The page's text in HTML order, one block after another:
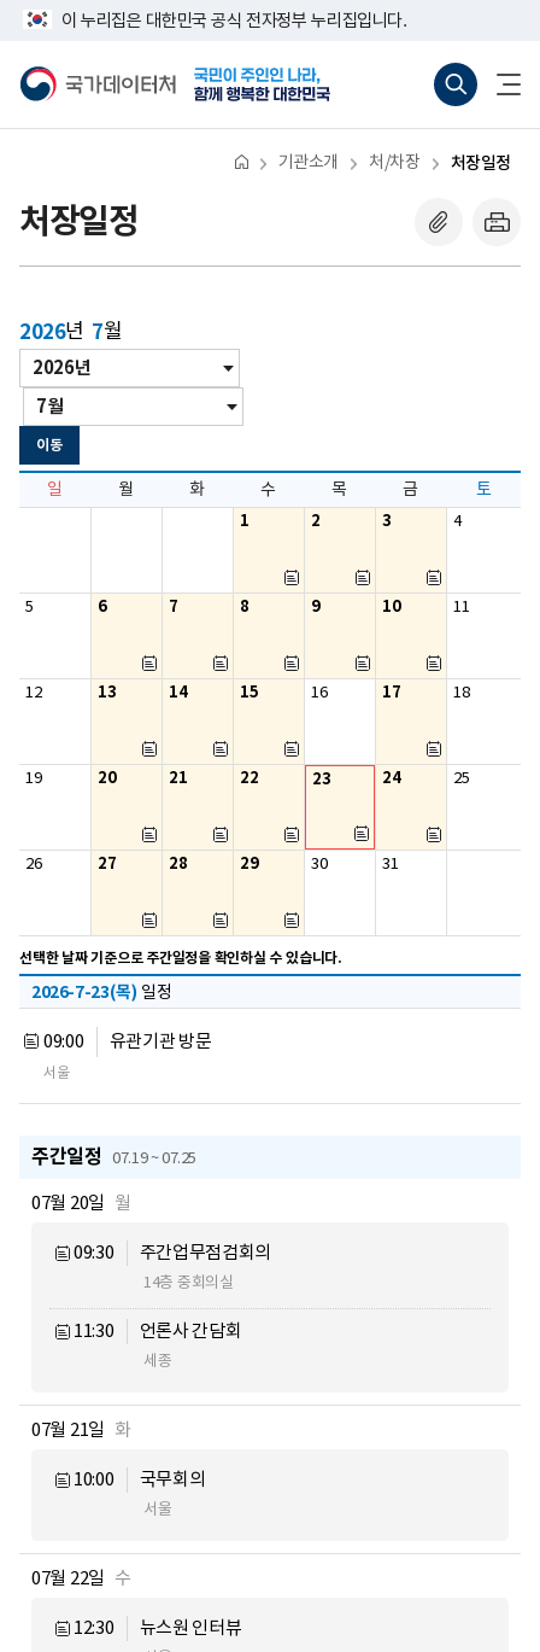
뛰
이 누리집은 대한민국 공식 전자정부 누리집입니다.
터
바
(새
기)
열
기관소개 처/차장 처장일정
처장일정
2026년 7월
년/
월
년
도
월
이동
일 월 화 수 목 금
토
1
2 3 4
5 6 7 8 9 10 11
12 13 14 15 16 17 18
19 20 21 22 23 24 25
26 27 28 29 30 31
선택한 날짜 기준으로 주간일정을 확인하실 수 있습니다.
2026-7-23(목) 일정
09:00 유관기관 방문
서울
주간일정 07.19 ~ 07.25
07월 20일 월
09:30 주간업무점검회의
14층 중회의실
11:30 언론사 간담회
세종
07월 21일 화
10:00 국무회의
서울
07월 22일 수
12:30 뉴스원 인터뷰